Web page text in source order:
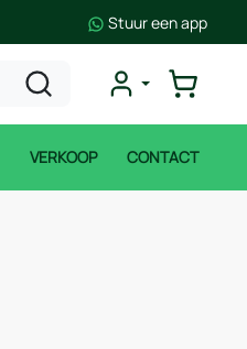
Stuur een app
VERKOOP CONTACT